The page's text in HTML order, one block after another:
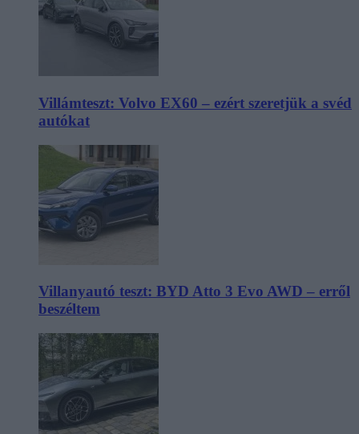
Villámteszt: Volvo EX60 – ezért szeretjük a svéd
autókat
Villanyautó teszt: BYD Atto 3 Evo AWD – erről
beszéltem